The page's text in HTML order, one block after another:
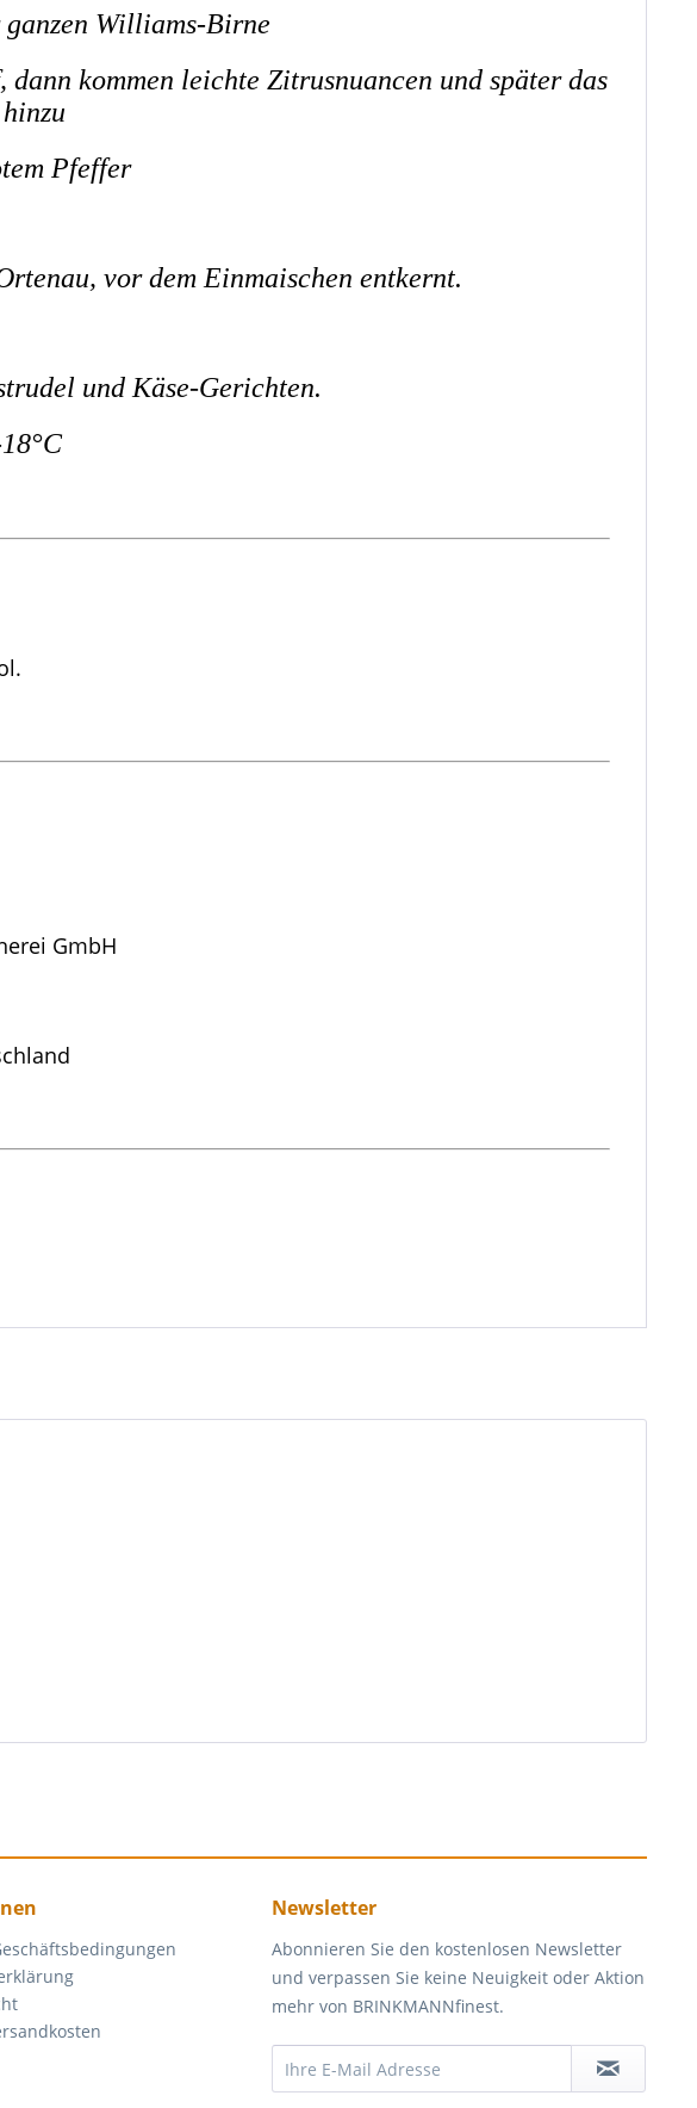
Williams-Birne
kommen leichte Zitrusnuancen und später das
Pfeffer
vor dem Einmaischen entkernt.
und Käse-Gerichten.
GmbH
Newsletter
Abonnieren Sie den kostenlosen Newsletter
und verpassen Sie keine Neuigkeit oder Aktion
mehr von BRINKMANNfinest.